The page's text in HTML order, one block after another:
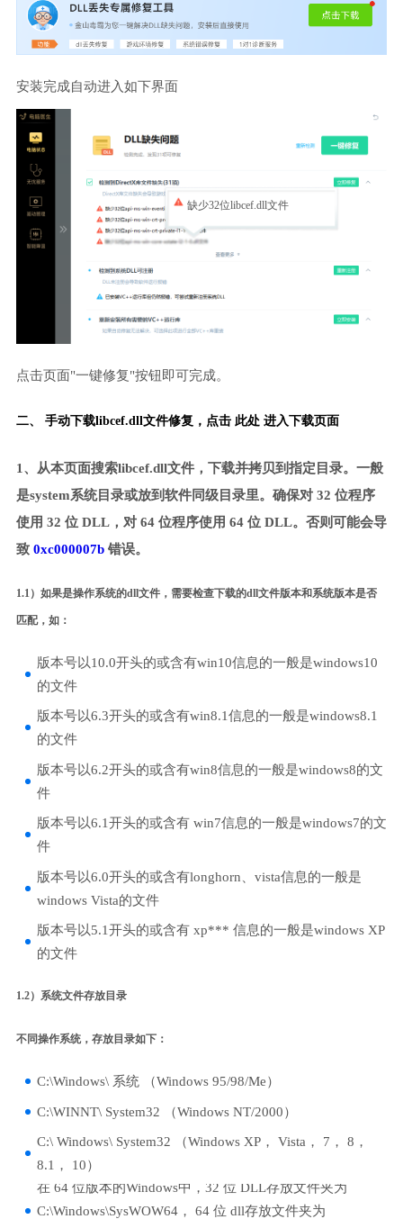
安装完成自动进入如下界面
缺少32位libcef.dll文件
点击页面"一键修复"按钮即可完成。
二、 手动下载libcef.dll文件修复， 点击 此处 进入下载页面
1、从本页面搜索libcef.dll文件，下载并拷贝到指定目录。一般
是system系统目录或放到软件同级目录里。确保对 32 位程序
使用 32 位 DLL，对 64 位程序使用 64 位 DLL。否则可能会导
致 0xc000007b错误。
1.1）如果是操作系统的dll文件，需要检查下载的dll文件版本和系统版本是否
匹配，如：
版本号以10.0开头的或含有win10信息的一般是windows10
的文件
版本号以6.3开头的或含有win8.1信息的一般是windows8.1
的文件
版本号以6.2开头的或含有win8信息的一般是windows8的文
件
版本号以6.1开头的或含有 win7信息的一般是windows7的文
件
版本号以6.0开头的或含有longhorn、vista信息的一般是
windows Vista的文件
版本号以5.1开头的或含有 xp*** 信息的一般是windows XP
的文件
1.2）系统文件存放目录
不同操作系统，存放目录如下：
C:\Windows\ 系统 （Windows 95/98/Me）
C:\WINNT\ System32 （Windows NT/2000）
C:\ Windows\ System32 （Windows XP， Vista， 7， 8，
8.1， 10）
在 64 位版本的Windows中，32 位 DLL存放文件夹为
C:\Windows\SysWOW64， 64 位 dll存放文件夹为